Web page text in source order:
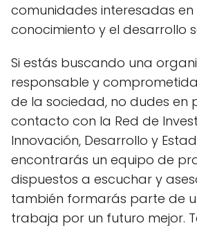
comunidades interesadas
conocimiento y el desarrollo
Si estás buscando una
responsable y
de la sociedad, no dudes en
contacto con la Red de
Innovación, Desarrollo y
encontrarás un equipo de
dispuestos a escuchar y
también formarás parte de
trabaja por un futuro mejor.